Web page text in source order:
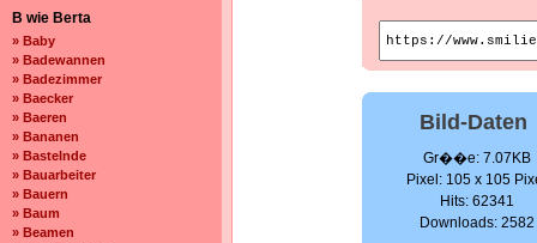
B wie Berta
» Baby
» Badewannen
» Badezimmer
» Baecker
» Baeren
» Bananen
» Bastelnde
» Bauarbeiter
» Bauern
» Baum
» Beamen
Bild-Daten
Gr��e: 7.07KB
Pixel: 105 x 105
Hits: 62341
Downloads: 2582